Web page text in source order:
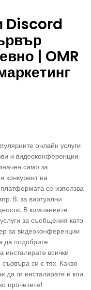
Discord
| OMR
онлайн услуги
и видеоконференции.
само за
конкурент на
се използва
B. за виртуални
В компаниите
за съобщения като
за видеоконференции
подобрите
инсталирате всички
си с тях. Какво
да ги инсталирате и кои
прочетете!